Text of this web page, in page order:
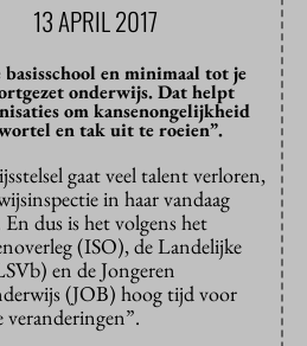
13 APRIL 2017
basisschool en minimaal tot je
onderwijs. Dat helpt
om kansenongelijkheid
en tak uit te roeien”.
gaat veel talent verloren,
in haar vandaag
En dus is het volgens het
(ISO), de Landelijke
en de Jongeren
(JOB) hoog tijd voor
veranderingen”.